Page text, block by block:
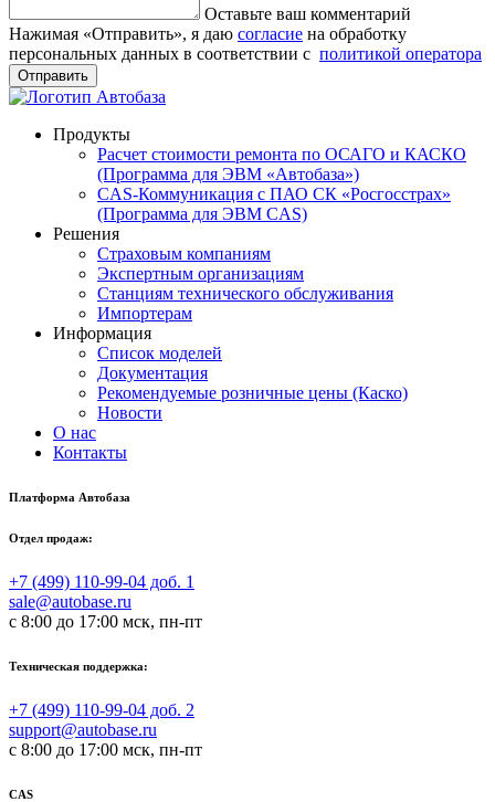
Оставьте ваш комментарий
Нажимая «Отправить», я даю согласие на обработку
персональных данных в соответствии с политикой оператора
Отправить
Продукты
Расчет стоимости ремонта по ОСАГО и КАСКО
(Программа для ЭВМ «Автобаза»)
CAS-Коммуникация с ПАО СК «Росгосстрах»
(Программа для ЭВМ CAS)
Решения
Страховым компаниям
Экспертным организациям
Станциям технического обслуживания
Импортерам
Информация
Список моделей
Документация
Рекомендуемые розничные цены (Каско)
Новости
О нас
Контакты
Платформа Автобаза
Отдел продаж:
+7 (499) 110-99-04 доб. 1
sale@autobase.ru
с 8:00 до 17:00 мск, пн-пт
Техническая поддержка:
+7 (499) 110-99-04 доб. 2
support@autobase.ru
с 8:00 до 17:00 мск, пн-пт
CAS